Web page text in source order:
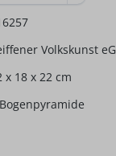
Volkskunst eG
x 18 x 22 cm